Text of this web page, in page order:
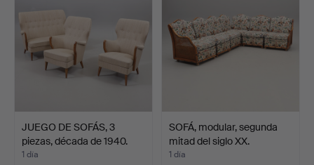
JUEGO DE SOFÁS, 3
piezas, década de 1940.
1 día
SOFÁ, modular, segunda
mitad del siglo XX.
1 día